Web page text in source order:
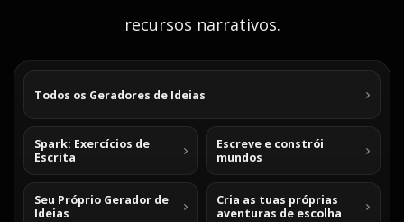
recursos narrativos.
Todos os Geradores de Ideias
Spark: Exercícios de
Escrita
Escreve e constrói
mundos
Seu Próprio Gerador de
Ideias
Cria as tuas próprias
aventuras de escolha